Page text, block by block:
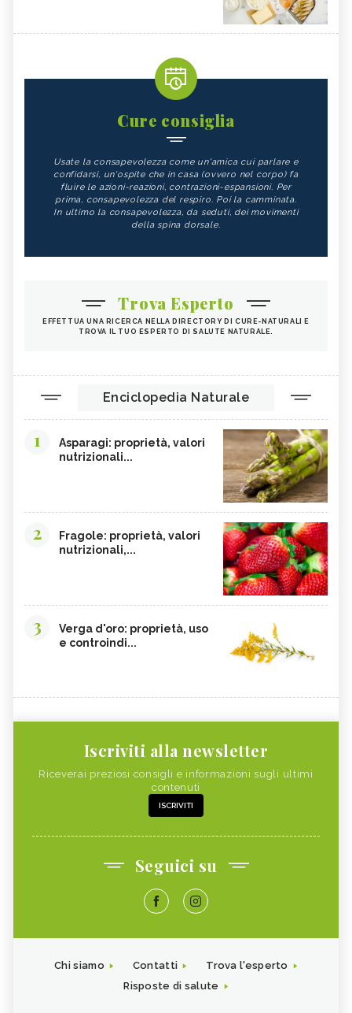
Cure consiglia
Usate la consapevolezza come un'amica cui parlare e
confidarsi, un'ospite che in casa (ovvero nel corpo) fa
fluire le azioni-reazioni, contrazioni-espansioni. Per
prima, consapevolezza del respiro. Poi la camminata.
In ultimo la consapevolezza, da seduti, dei movimenti
della spina dorsale.
Trova Esperto
EFFETTUA UNA RICERCA NELLA DIRECTORY DI CURE-NATURALI E
TROVA IL TUO ESPERTO DI SALUTE NATURALE.
Enciclopedia Naturale
1
Asparagi: proprietà, valori
nutrizionali...
2
Fragole: proprietà, valori
nutrizionali,...
3
Verga d'oro: proprietà, uso
e controindi...
Iscriviti alla newsletter
Riceverai preziosi consigli e informazioni sugli ultimi
contenuti
ISCRIVITI
Seguici su
Chi siamo Contatti
Trova l'esperto
Risposte di salute